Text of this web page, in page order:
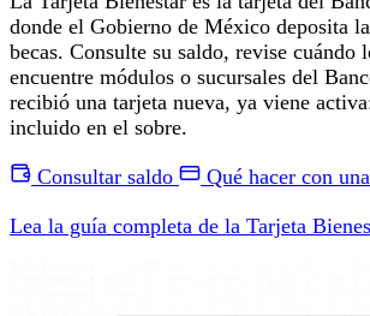
donde el Gobierno de México deposita
becas. Consulte su saldo, revise cuándo
encuentre módulos o sucursales del
recibió una tarjeta nueva, ya viene
incluido en el sobre.
Consultar saldo Qué hacer con
Lea la guía completa de la Tarjeta